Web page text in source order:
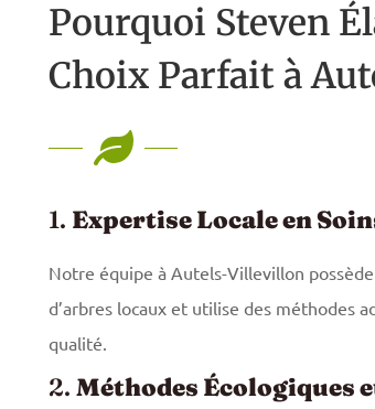
Pourquoi Steven
Choix Parfait à
1. Expertise Locale en
Notre équipe à Autels-Villevillon
d’arbres locaux et utilise des méthodes
qualité.
2. Méthodes Écologiques